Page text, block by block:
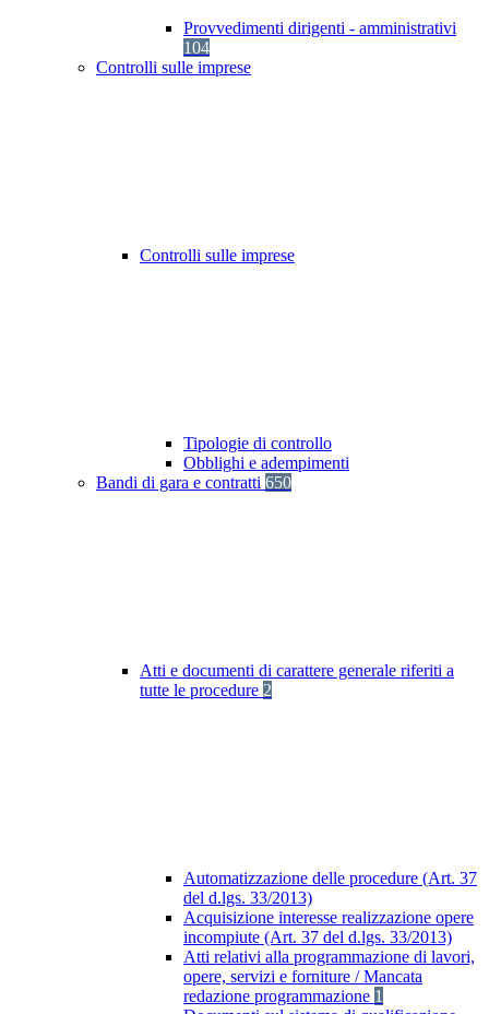
Provvedimenti dirigenti - amministrativi
104
Controlli sulle imprese
Controlli sulle imprese
Tipologie di controllo
Obblighi e adempimenti
Bandi di gara e contratti 650
Atti e documenti di carattere generale riferiti a
tutte le procedure 2
Automatizzazione delle procedure (Art. 37
del d.lgs. 33/2013)
Acquisizione interesse realizzazione opere
incompiute (Art. 37 del d.lgs. 33/2013)
Atti relativi alla programmazione di lavori,
opere, servizi e forniture / Mancata
redazione programmazione 1